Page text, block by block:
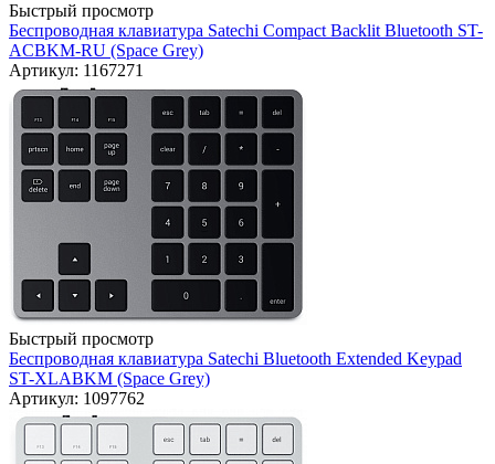
Быстрый просмотр
Беспроводная клавиатура Satechi Compact Backlit Bluetooth ST-
ACBKM-RU (Space Grey)
Артикул: 1167271
Быстрый просмотр
Беспроводная клавиатура Satechi Bluetooth Extended Keypad
ST-XLABKM (Space Grey)
Артикул: 1097762